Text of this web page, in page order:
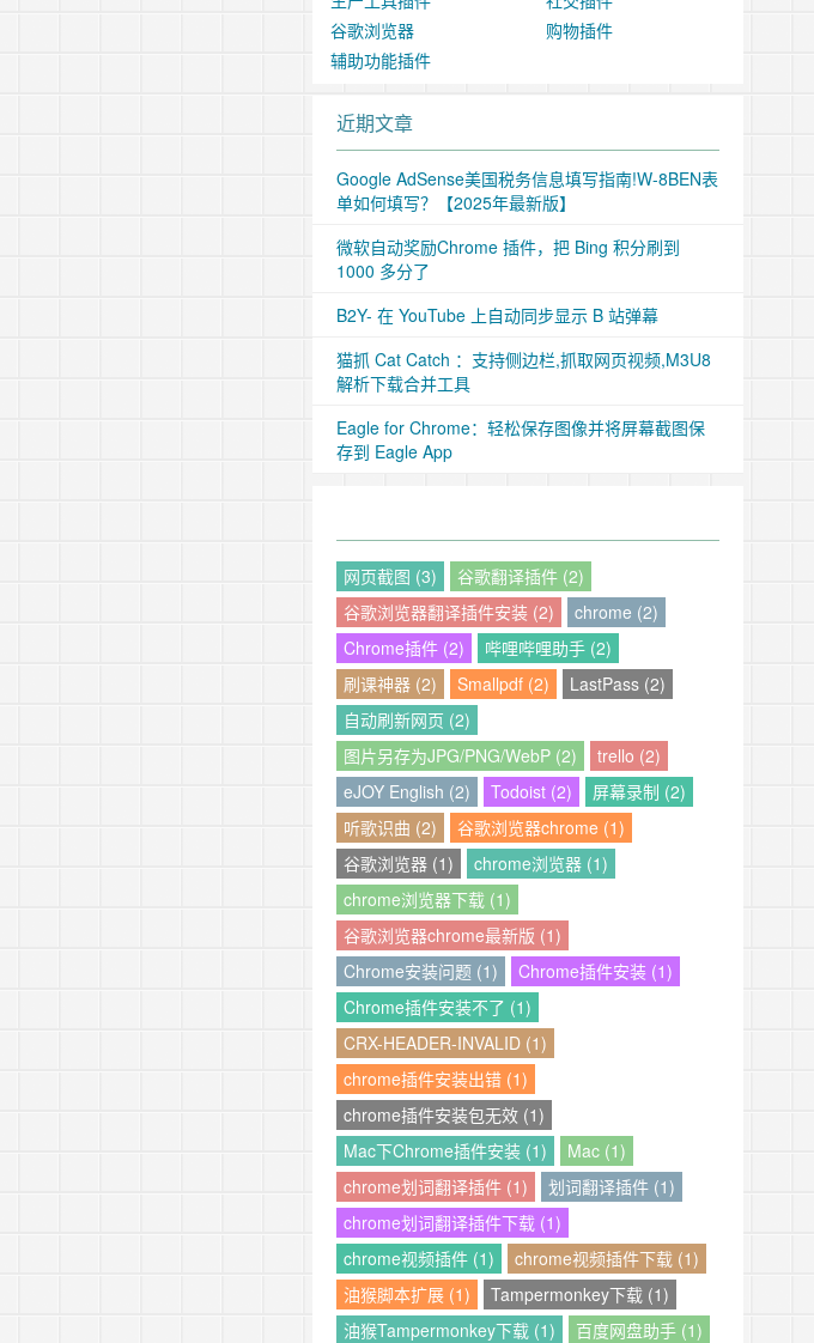
谷歌浏览器
购物插件
辅助功能插件
近期文章
Google AdSense美国税务信息填写指南!W-8BEN表
单如何填写？【2025年最新版】
微软自动奖励Chrome 插件，把 Bing 积分刷到
1000 多分了
B2Y- 在 YouTube 上自动同步显示 B 站弹幕
猫抓 Cat Catch ：支持侧边栏,抓取网页视频,M3U8
解析下载合并工具
Eagle for Chrome：轻松保存图像并将屏幕截图保
存到 Eagle App
网页截图 (3)
谷歌翻译插件 (2)
谷歌浏览器翻译插件安装 (2)
chrome (2)
Chrome插件 (2)
哔哩哔哩助手 (2)
刷课神器 (2)
Smallpdf (2)
LastPass (2)
自动刷新网页 (2)
图片另存为JPG/PNG/WebP (2)
trello (2)
eJOY English (2)
Todoist (2)
屏幕录制 (2)
听歌识曲 (2)
谷歌浏览器chrome (1)
谷歌浏览器 (1)
chrome浏览器 (1)
chrome浏览器下载 (1)
谷歌浏览器chrome最新版 (1)
Chrome安装问题 (1)
Chrome插件安装 (1)
Chrome插件安装不了 (1)
CRX-HEADER-INVALID (1)
chrome插件安装出错 (1)
chrome插件安装包无效 (1)
Mac下Chrome插件安装 (1)
Mac (1)
chrome划词翻译插件 (1)
划词翻译插件 (1)
chrome划词翻译插件下载 (1)
chrome视频插件 (1)
chrome视频插件下载 (1)
油猴脚本扩展 (1)
Tampermonkey下载 (1)
油猴Tampermonkey下载 (1)
百度网盘助手 (1)